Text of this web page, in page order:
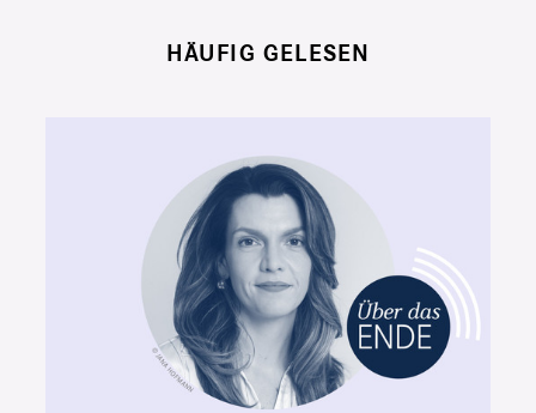
HÄUFIG GELESEN